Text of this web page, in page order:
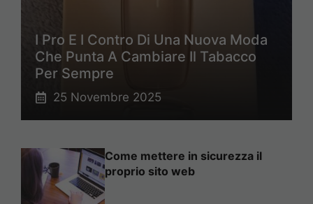
I Pro E I Contro Di Una Nuova Moda
Che Punta A Cambiare Il Tabacco
Per Sempre
25 Novembre 2025
Come mettere in sicurezza il
proprio sito web